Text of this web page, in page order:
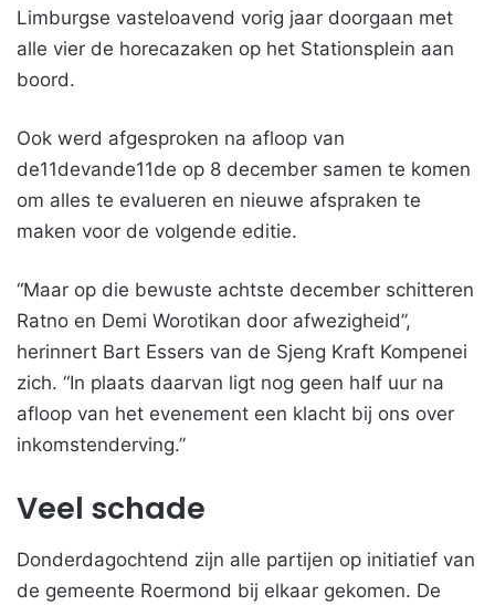
Limburgse vasteloavend vorig jaar doorgaan met
alle vier de horecazaken op het Stationsplein aan
boord.
Ook werd afgesproken na afloop van
de11devande11de op 8 december samen te komen
om alles te evalueren en nieuwe afspraken te
maken voor de volgende editie.
“Maar op die bewuste achtste december schitteren
Ratno en Demi Worotikan door afwezigheid”,
herinnert Bart Essers van de Sjeng Kraft Kompenei
zich. “In plaats daarvan ligt nog geen half uur na
afloop van het evenement een klacht bij ons over
inkomstenderving.”
Veel schade
Donderdagochtend zijn alle partijen op initiatief van
de gemeente Roermond bij elkaar gekomen. De